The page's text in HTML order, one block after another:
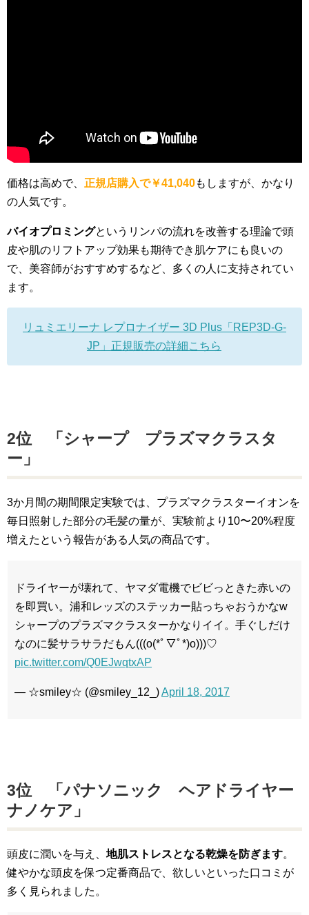
価格は高めで、 正規店購入で￥41,040もしますが、かなり
の人気です。
バイオプロミングというリンパの流れを改善する理論で頭
皮や肌のリフトアップ効果も期待でき肌ケアにも良いの
で、美容師がおすすめするなど、多くの人に支持されてい
ます。
リュミエリーナ レプロナイザー 3D Plus「REP3D-G-
JP」正規販売の詳細こちら
2位 「シャープ プラズマクラスタ
ー」
3か月間の期間限定実験では、プラズマクラスターイオンを
毎日照射した部分の毛髪の量が、実験前より10〜20%程度
増えたという報告がある人気の商品です。
ドライヤーが壊れて、ヤマダ電機でビビっときた赤いの
を即買い。浦和レッズのステッカー貼っちゃおうかなw
シャープのプラズマクラスターかなりイイ。手ぐしだけ
なのに髪サラサラだもん(((o(*ﾟ▽ﾟ*)o)))♡
pic.twitter.com/Q0EJwqtxAP
— ☆smiley☆ (@smiley_12_)April 18, 2017
3位 「パナソニック ヘアドライヤー
ナノケア」
頭皮に潤いを与え、 地肌ストレスとなる乾燥を防ぎます。
健やかな頭皮を保つ定番商品で、欲しいといった口コミが
多く見られました。